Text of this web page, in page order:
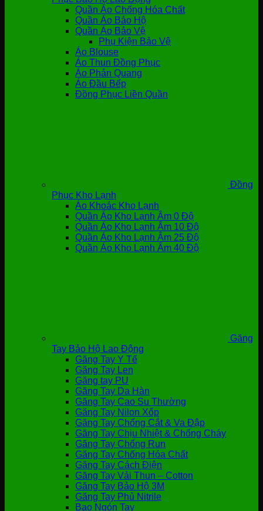
Quần Áo Chống Hóa Chất
Quần Áo Bảo Hộ
Quần Áo Bảo Vệ
Phụ Kiện Bảo Vệ
Áo Blouse
Áo Thun Đồng Phục
Áo Phản Quang
Áo Đầu Bếp
Đồng Phục Liền Quần
Đồng
Phục Kho Lạnh
Áo Khoác Kho Lạnh
Quần Áo Kho Lạnh Âm 0 Độ
Quần Áo Kho Lạnh Âm 10 Độ
Quần Áo Kho Lạnh Âm 25 Độ
Quần Áo Kho Lạnh Âm 40 Độ
Găng
Tay Bảo Hộ Lao Động
Găng Tay Y Tế
Găng Tay Len
Găng tay PU
Găng Tay Da Hàn
Găng Tay Cao Su Thường
Găng Tay Nilon Xốp
Găng Tay Chống Cắt & Va Đập
Găng Tay Chịu Nhiệt & Chống Cháy
Găng Tay Chống Run
Găng Tay Chống Hóa Chất
Găng Tay Cách Điện
Găng Tay Vải Thun – Cotton
Găng Tay Bảo Hộ 3M
Găng Tay Phủ Nitrile
Bao Ngón Tay